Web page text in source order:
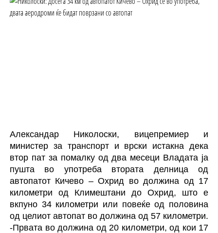
Александар Николоски, вицепремиер и
министер за транспорт и врски истакна дека
втор пат за помалку од два месеци Владата ја
пушта во употреба втората делница од
автопатот Кичево – Охрид во должина од 17
километри од Климештани до Охрид, што е
вкпуно 34 километри или повеќе од половина
од целиот автопат во должина од 57 километри.
-Првата во должина од 20 километри, од кои 17